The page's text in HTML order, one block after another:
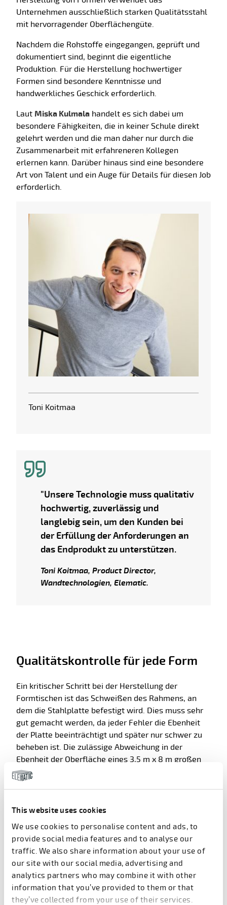
This website uses cookies
We use cookies to personalise content and ads, to
provide social media features and to analyse our
traffic. We also share information about your use of
our site with our social media, advertising and
analytics partners who may combine it with other
information that you’ve provided to them or that
they’ve collected from your use of their services.
Unternehmen ausschließlich starken Qualitätsstahl
mit hervorragender Oberflächengüte.
Nachdem die Rohstoffe eingegangen, geprüft und
dokumentiert sind, beginnt die eigentliche
Produktion. Für die Herstellung hochwertiger
Formen sind besondere Kenntnisse und
handwerkliches Geschick erforderlich.
Laut Miska Kulmala handelt es sich dabei um
besondere Fähigkeiten, die in keiner Schule direkt
gelehrt werden und die man daher nur durch die
Zusammenarbeit mit erfahreneren Kollegen
erlernen kann. Darüber hinaus sind eine besondere
Art von Talent und ein Auge für Details für diesen Job
erforderlich.
Toni Koitmaa
"Unsere Technologie muss qualitativ
hochwertig, zuverlässig und
langlebig sein, um den Kunden bei
der Erfüllung der Anforderungen an
das Endprodukt zu unterstützen.
Toni Koitmaa, Product Director,
Wandtechnologien, Elematic.
Qualitätskontrolle für jede Form
Ein kritischer Schritt bei der Herstellung der
Formtischen ist das Schweißen des Rahmens, an
dem die Stahlplatte befestigt wird. Dies muss sehr
gut gemacht werden, da jeder Fehler die Ebenheit
der Platte beeinträchtigt und später nur schwer zu
beheben ist. Die zulässige Abweichung in der
Ebenheit der Oberfläche eines 3,5 m x 8 m großen
Tisches Form beträgt beispielsweise nur wenige
Millimeter.
durchgeführt, wenn der Rahmen fertig ist, und eine
weitere, wenn die Stahloberfläche am Rahmen
befestigt ist. Falls erforderlich, werden Beulen,
Unebenheiten oder Welligkeiten durch Härten
ausgeglichen", erklärt Kulmala.
Nach der Befestigung am Rahmen wird die